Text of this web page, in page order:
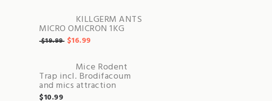
KILLGERM ANTS
MICRO OMICRON 1KG
$19.99 $16.99
Mice Rodent
Trap incl. Brodifacoum
and mics attraction
$10.99